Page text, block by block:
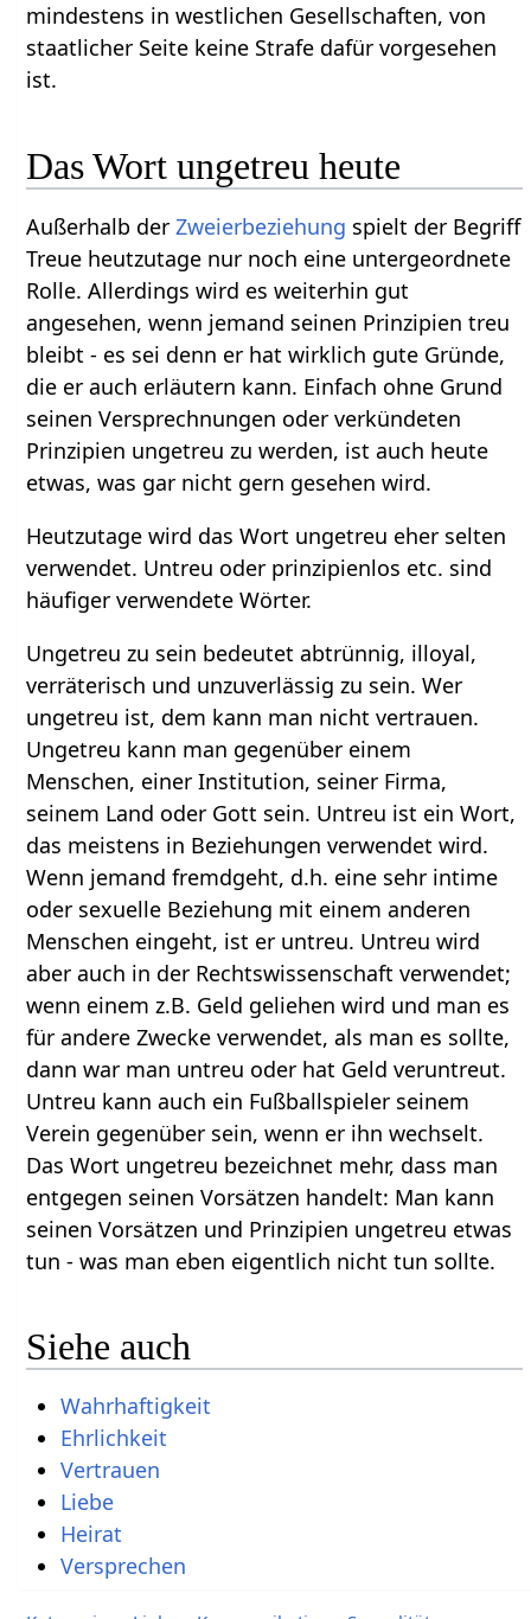
mindestens in westlichen Gesellschaften, von
staatlicher Seite keine Strafe dafür vorgesehen
ist.
Das Wort ungetreu heute
Außerhalb derZweierbeziehung spielt der Begriff
Treue heutzutage nur noch eine untergeordnete
Rolle. Allerdings wird es weiterhin gut
angesehen, wenn jemand seinen Prinzipien treu
bleibt - es sei denn er hat wirklich gute Gründe,
die er auch erläutern kann. Einfach ohne Grund
seinen Versprechnungen oder verkündeten
Prinzipien ungetreu zu werden, ist auch heute
etwas, was gar nicht gern gesehen wird.
Heutzutage wird das Wort ungetreu eher selten
verwendet. Untreu oder prinzipienlos etc. sind
häufiger verwendete Wörter.
Ungetreu zu sein bedeutet abtrünnig, illoyal,
verräterisch und unzuverlässig zu sein. Wer
ungetreu ist, dem kann man nicht vertrauen.
Ungetreu kann man gegenüber einem
Menschen, einer Institution, seiner Firma,
seinem Land oder Gott sein. Untreu ist ein Wort,
das meistens in Beziehungen verwendet wird.
Wenn jemand fremdgeht, d.h. eine sehr intime
oder sexuelle Beziehung mit einem anderen
Menschen eingeht, ist er untreu. Untreu wird
aber auch in der Rechtswissenschaft verwendet;
wenn einem z.B. Geld geliehen wird und man es
für andere Zwecke verwendet, als man es sollte,
dann war man untreu oder hat Geld veruntreut.
Untreu kann auch ein Fußballspieler seinem
Verein gegenüber sein, wenn er ihn wechselt.
Das Wort ungetreu bezeichnet mehr, dass man
entgegen seinen Vorsätzen handelt: Man kann
seinen Vorsätzen und Prinzipien ungetreu etwas
tun - was man eben eigentlich nicht tun sollte.
Siehe auch
Wahrhaftigkeit
Ehrlichkeit
Vertrauen
Liebe
Heirat
Versprechen